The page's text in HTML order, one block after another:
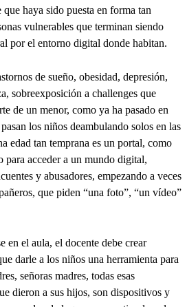
haya sido puesta en forma tan
vulnerables que terminan siendo
por el entorno digital donde habitan.
de sueño, obesidad, depresión,
sobreexposición a challenges que
de un menor, como ya ha pasado en
los niños deambulando solos en las
edad tan temprana es un portal, como
para acceder a un mundo digital,
y abusadores, empezando a veces
que piden “una foto”, “un vídeo”
en el aula, el docente debe crear
darle a los niños una herramienta para
señoras madres, todas esas
dieron a sus hijos, son dispositivos y